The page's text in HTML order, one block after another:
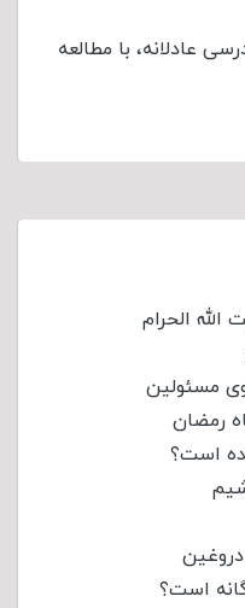
عادلانه، با مطالعه
الحرام
مسئولین
رمضان
است؟
است؟